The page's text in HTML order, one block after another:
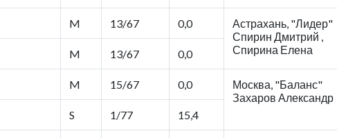
M 13/67 0,0
Астрахань, "Лидер"
Спирин Дмитрий ,
Спирина Елена
M 13/67 0,0
M 15/67 0,0
Москва, "Баланс"
Захаров Александр
S 1/77 15,4